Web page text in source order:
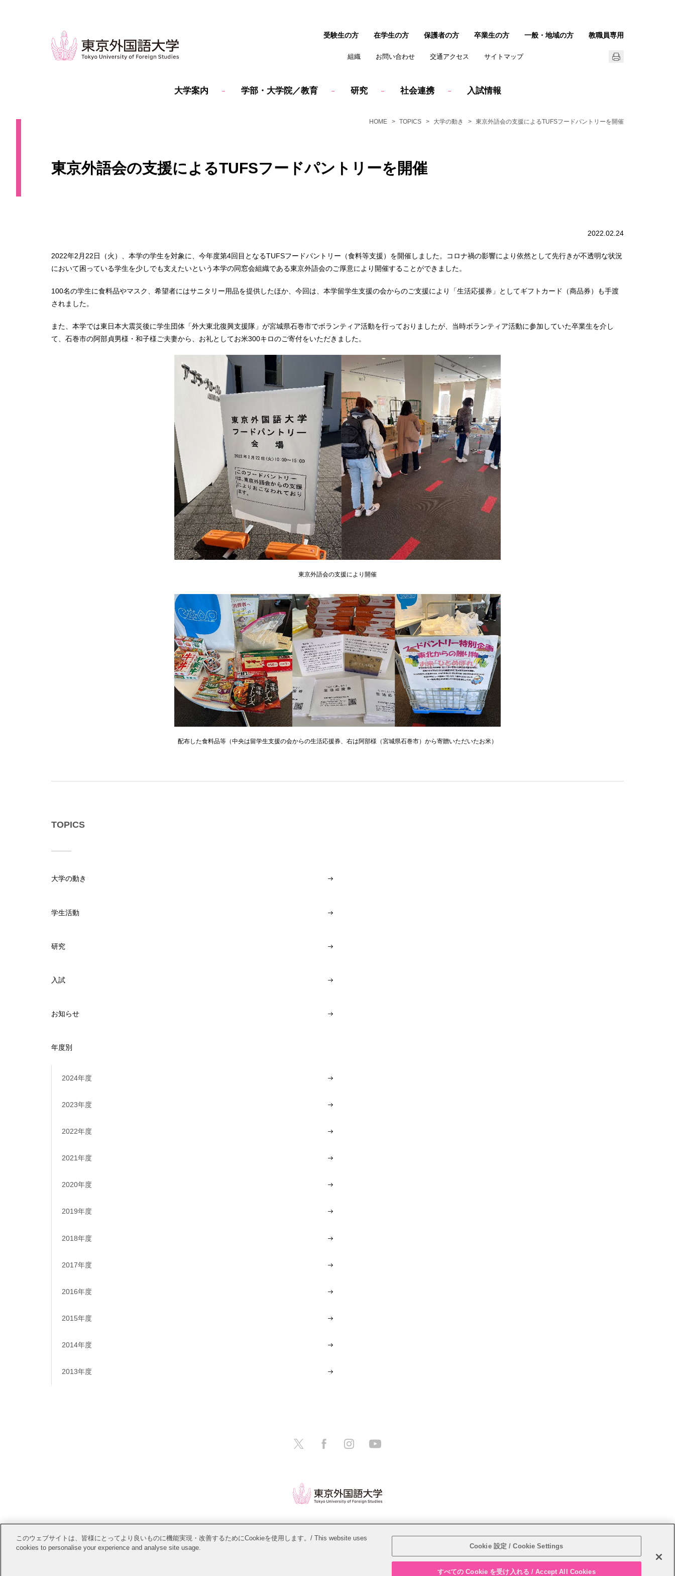
大学案内 学部・大学院／教育 研究 社会連携 入試情報
組織 お問い合わせ 交通アクセス サイトマップ
受験生の方 在学生の方 保護者の方 卒業生の方 一般・地域の方 教職員専用
HOME TOPICS 大学の動き 東京外語会の支援によるTUFSフードパントリーを開催
東京外語会の支援によるTUFSフードパントリーを開催
2022.02.24
2022年2月22日（火）、本学の学生を対象に、今年度第4回目となるTUFSフードパントリー（食料等支援）を開催しました。コロナ禍の影響により依然として先行きが不透明な状況
において困っている学生を少しでも支えたいという本学の同窓会組織である東京外語会のご厚意により開催することができました。
100名の学生に食料品やマスク、希望者にはサニタリー用品を提供したほか、今回は、本学留学生支援の会からのご支援により「生活応援券」としてギフトカード（商品券）も手渡
されました。
また、本学では東日本大震災後に学生団体「外大東北復興支援隊」が宮城県石巻市でボランティア活動を行っておりましたが、当時ボランティア活動に参加していた卒業生を介し
て、石巻市の阿部貞男様・和子様ご夫妻から、お礼としてお米300キロのご寄付をいただきました。
東京外語会の支援により開催
配布した食料品等（中央は留学生支援の会からの生活応援券、右は阿部様（宮城県石巻市）から寄贈いただいたお米）
TOPICS
大学の動き
学生活動
研究
入試
お知らせ
年度別
2024年度
2023年度
2022年度
2021年度
2020年度
2019年度
2018年度
2017年度
2016年度
2015年度
2014年度
2013年度
Copyright © Tokyo University of Foreign Studies. All Rights Reserved.
このウェブサイトは、皆様にとってより良いものに機能実現・改善するためにCookieを使用します。/ This website uses
cookies to personalise your experience and analyse site usage.
Cookie 設定 / Cookie Settings
すべての Cookie を受け入れる / Accept All Cookies